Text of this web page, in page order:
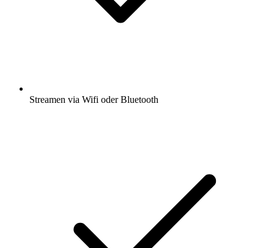
Streamen via Wifi oder Bluetooth